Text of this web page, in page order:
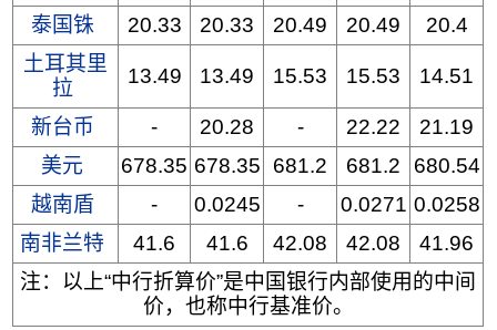
泰国铢
20.33 20.33 20.49 20.49
20.4
土耳其里
拉
13.49 13.49 15.53 15.53 14.51
新台币 - 20.28 - 22.22
21.19
美元
678.35 678.35 681.2 681.2
680.54
越南盾
- 0.0245 - 0.0271 0.0258
南非兰特
41.6 41.6 42.08 42.08
41.96
注：以上“中行折算价”是中国银行内部使用的中间
价，也称中行基准价。